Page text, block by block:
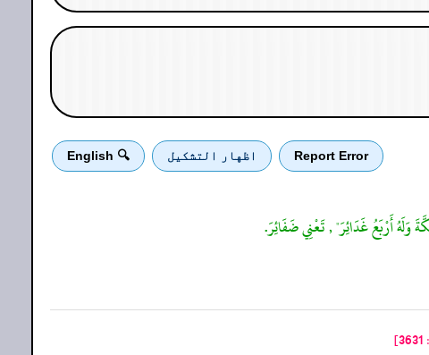
Report Error اظهار التشكيل 🔍 English
وَلَهُ أَرْبَعُ غَدَائِرَ" , تَعْنِي ضَفَائِرَ.